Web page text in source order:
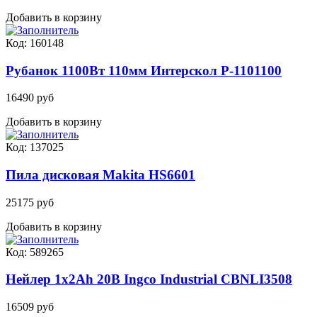
Добавить в корзину
Код: 160148
Рубанок 1100Вт 110мм Интерскол Р-1101100
16490 руб
Добавить в корзину
Код: 137025
Пила дисковая Makita HS6601
25175 руб
Добавить в корзину
Код: 589265
Нейлер 1x2Ah 20В Ingco Industrial CBNLI3508
16509 руб